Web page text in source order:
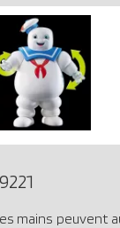
mains